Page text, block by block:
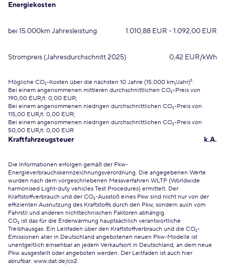
Energiekosten
bei 15.000km Jahresleistung 1.010,88 EUR - 1.092,00 EUR
Strompreis (Jahresdurchschnitt 2025) 0,42 EUR/kWh
Mögliche CO₂-Kosten über die nächsten 10 Jahre (15.000 km/Jahr)²:
Bei einem angenommenen mittleren durchschnittlichen CO₂-Preis von
190,00 EUR/t: 0,00 EUR;
Bei einem angenommenen niedrigen durchschnittlichen CO₂-Preis von
115,00 EUR/t: 0,00 EUR;
Bei einem angenommenen niedrigen durchschnittlichen CO₂-Preis von
50,00 EUR/t: 0,00 EUR
Kraftfahrzeugsteuer k.A.
Die Informationen erfolgen gemäß der Pkw-
Energieverbrauchskennzeichnungsverordnung. Die angegebenen Werte
wurden nach dem vorgeschriebenen Messverfahren WLTP (Worldwide
harmonised Light-duty vehicles Test Procedures) ermittelt. Der
Kraftstoffverbrauch und der CO₂-Ausstoß eines Pkw sind nicht nur von der
effizienten Ausnutzung des Kraftstoffs durch den Pkw, sondern auch vom
Fahrstil und anderen nichttechnischen Faktoren abhängig.
CO₂ ist das für die Erderwärmung hauptsächlich verantwortliche
Treibhausgas. Ein Leitfaden über den Kraftstoffverbrauch und die CO₂-
Emissionen aller in Deutschland angebotenen neuen Pkw-Modelle ist
unentgeltlich einsehbar an jedem Verkaufsort in Deutschland, an dem neue
Pkw ausgestellt oder angeboten werden. Der Leitfaden ist auch hier
abrufbar: www.dat.de/co2.